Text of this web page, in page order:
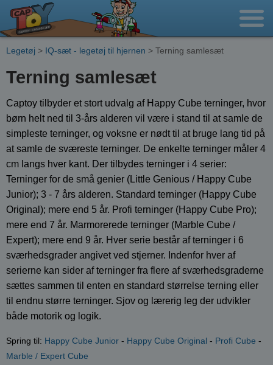
Legetøj > IQ-sæt - legetøj til hjernen > Terning samlesæt
Terning samlesæt
Captoy tilbyder et stort udvalg af Happy Cube terninger, hvor
børn helt ned til 3-års alderen vil være i stand til at samle de
simpleste terninger, og voksne er nødt til at bruge lang tid på
at samle de sværeste terninger. De enkelte terninger måler 4
cm langs hver kant. Der tilbydes terninger i 4 serier:
Terninger for de små genier (Little Genious / Happy Cube
Junior); 3 - 7 års alderen. Standard terninger (Happy Cube
Original); mere end 5 år. Profi terninger (Happy Cube Pro);
mere end 7 år. Marmorerede terninger (Marble Cube /
Expert); mere end 9 år. Hver serie består af terninger i 6
sværhedsgrader angivet ved stjerner. Indenfor hver af
serierne kan sider af terninger fra flere af sværhedsgraderne
sættes sammen til enten en standard størrelse terning eller
til endnu større terninger. Sjov og lærerig leg der udvikler
både motorik og logik.
Spring til: Happy Cube Junior - Happy Cube Original - Profi Cube -
Marble / Expert Cube